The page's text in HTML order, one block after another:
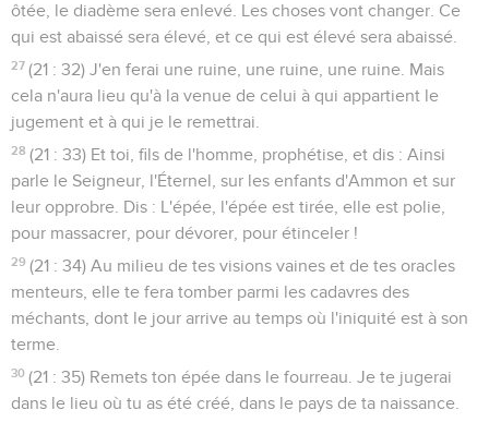
ôtée, le diadème sera enlevé. Les choses vont changer. Ce
qui est abaissé sera élevé, et ce qui est élevé sera abaissé.
27 (21 : 32) J'en ferai une ruine, une ruine, une ruine. Mais
cela n'aura lieu qu'à la venue de celui à qui appartient le
jugement et à qui je le remettrai.
28 (21 : 33) Et toi, fils de l'homme, prophétise, et dis : Ainsi
parle le Seigneur, l'Éternel, sur les enfants d'Ammon et sur
leur opprobre. Dis : L'épée, l'épée est tirée, elle est polie,
pour massacrer, pour dévorer, pour étinceler !
29 (21 : 34) Au milieu de tes visions vaines et de tes oracles
menteurs, elle te fera tomber parmi les cadavres des
méchants, dont le jour arrive au temps où l'iniquité est à son
terme.
30 (21 : 35) Remets ton épée dans le fourreau. Je te jugerai
dans le lieu où tu as été créé, dans le pays de ta naissance.